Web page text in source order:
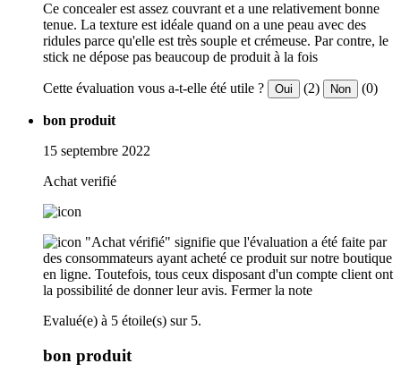
Ce concealer est assez couvrant et a une relativement bonne
tenue. La texture est idéale quand on a une peau avec des
ridules parce qu'elle est très souple et crémeuse. Par contre, le
stick ne dépose pas beaucoup de produit à la fois
Cette évaluation vous a-t-elle été utile ? Oui (2) Non (0)
bon produit
15 septembre 2022
Achat verifié
"Achat vérifié" signifie que l'évaluation a été faite par
des consommateurs ayant acheté ce produit sur notre boutique
en ligne. Toutefois, tous ceux disposant d'un compte client ont
la possibilité de donner leur avis. Fermer la note
Evalué(e) à 5 étoile(s) sur 5.
bon produit